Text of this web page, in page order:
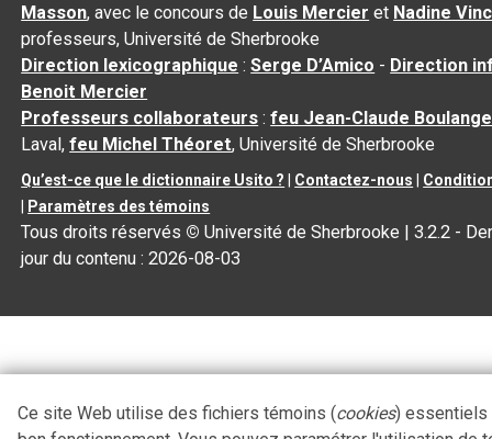
Masson, avec le concours de Louis Mercier et Nadine
professeurs, Université de Sherbrooke
Direction lexicographique :Serge D’Amico - Direction
Benoit Mercier
Professeurs collaborateurs :feu Jean-Claude
Laval,feu Michel Théoret, Université de Sherbrooke
Qu’est-ce que le dictionnaire Usito ? | Contactez-nous |
| Paramètres des témoins
Tous droits réservés © Université de Sherbrooke |3.2.2 -
jour du contenu :2026-08-03
Ce site Web utilise des fichiers témoins (cookies) essentiels